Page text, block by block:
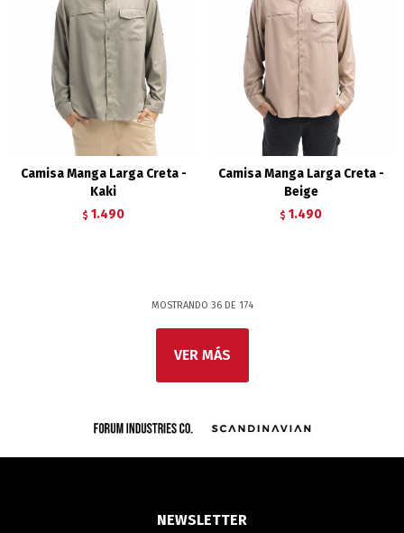
Camisa Manga Larga Creta -
Kaki
$ 1.490
Camisa Manga Larga Creta -
Beige
$ 1.490
MOSTRANDO 36DE 174
VER MÁS
NEWSLETTER